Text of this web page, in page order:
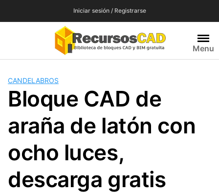
Iniciar sesión / Registrarse
Menu
CANDELABROS
Bloque CAD de
araña de latón con
ocho luces,
descarga gratis